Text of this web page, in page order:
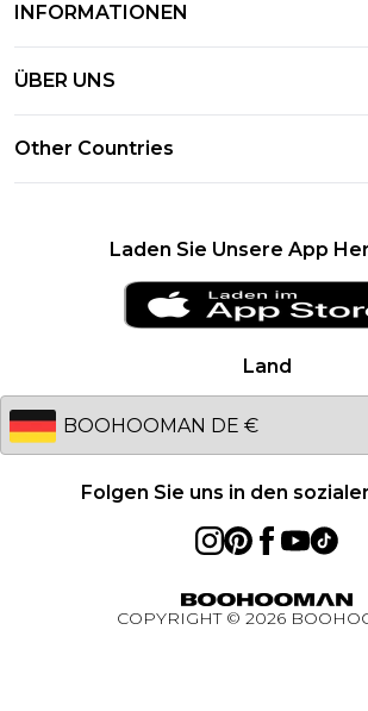
Meine Bestellung verfolgen &
Lieferoptionen
Rückgaberecht – Aktualisiert Januar
Größentabelle
INFORMATIONEN
Geschäftsbedingungen –
Geschenkkarten
Geschenkkarten-Guthaben
Datenschutzhinweis – Aktualisiert
Studentenrabatt - Unidays
Studentenrabatt - Student Beans
Student Discount
Essential worker rabatt
BOOHOOMAN App
ÜBER UNS
Other Countries
Australia
EU
Land
Folgen Sie uns in den
Laden Sie Unsere App
COPYRIGHT © 2026